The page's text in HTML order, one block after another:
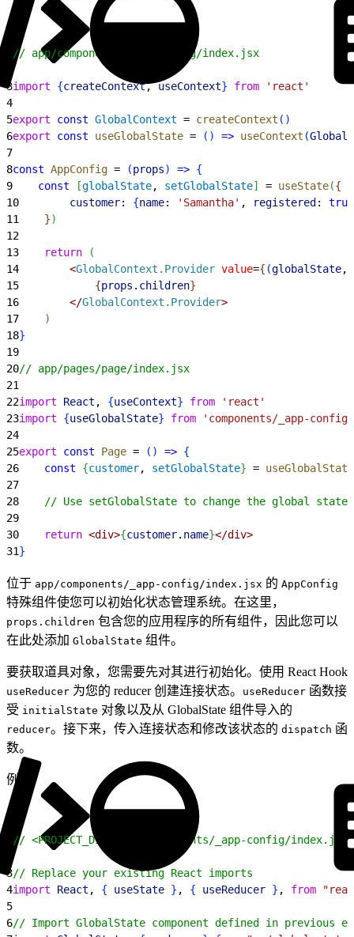
// app/components/_app-config/index.jsx
3import {createContext, useContext} from 'react'
4
5export const GlobalContext = createContext ( )
6export const useGlobalState = ( ) => useContext (
7
8const AppConfig = (props) => {
9
    const
[globalState, setGlobalState] = useState({
10
        customer:
{name: 'Samantha' , registered:
true
11
})
12
13
    return
(
14
<GlobalContext.Provider value={ (globalState,
15
{props . children}
16
</GlobalContext.Provider>
17
)
18}
19
20// app/pages/page/index.jsx
21
22import React , {useContext} from 'react'
23import {useGlobalState} from 'components/_app-config'
24
25export const Page = ( ) => {
26
    const
{customer, setGlobalState} = useGlobalState
27
28
    // Use setGlobalState to change the global state.
29
30
    return
<div>{customer. name}</div>
31}
位于 app/components/_app-config/index.jsx 的 AppConfig
特殊组件使您可以初始化状态管理系统。在这里，
props.children 包含您的应用程序的所有组件，因此您可以
在此处添加 GlobalState 组件。
要获取道具对象，您需要先对其进行初始化。使用 React Hook
useReducer 为您的 reducer 创建连接状态。 useReducer 函数接
受 initialState 对象以及从 GlobalState 组件导入的
reducer。接下来，传入连接状态和修改该状态的 dispatch 函
数。
例如：
// <PROJECT_DIR>/app/components/_app-config/index.jsx
3// Replace your existing React imports
4import React , { useState } , { useReducer } , from
5
6// Import GlobalState component defined in previous